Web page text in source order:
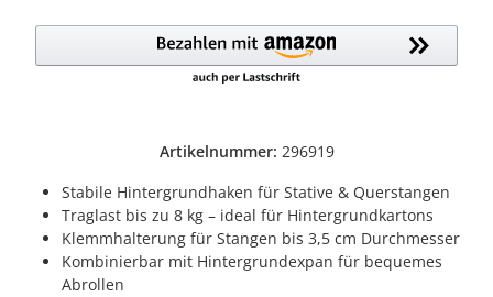
Artikelnummer: 296919
Stabile Hintergrundhaken für Stative & Querstangen
Traglast bis zu 8 kg – ideal für Hintergrundkartons
Klemmhalterung für Stangen bis 3,5 cm Durchmesser
Kombinierbar mit Hintergrundexpan für bequemes
Abrollen